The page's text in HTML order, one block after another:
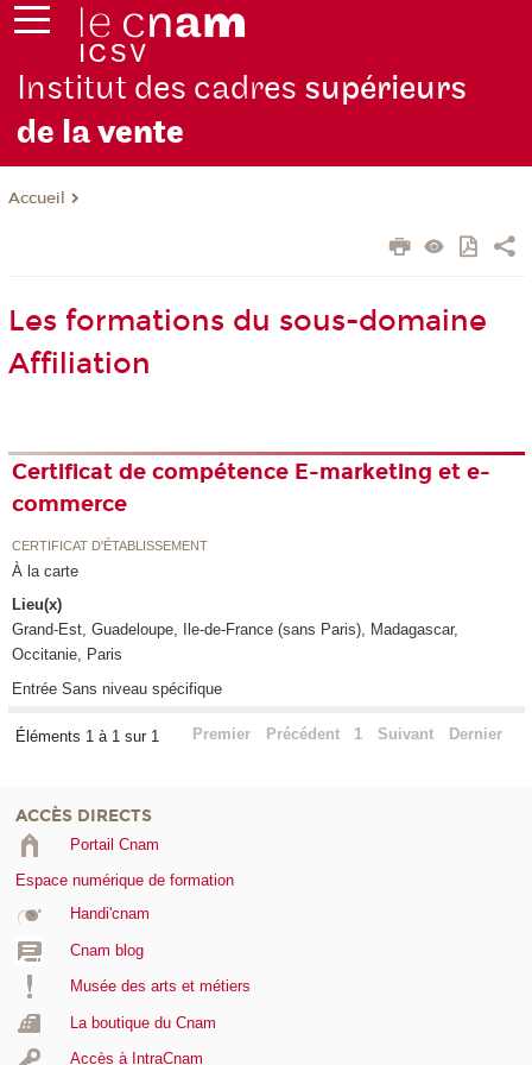
Institut des cadres supérieurs
de lavente
Accueil
Les formations du sous-domaine
Affiliation
Certificat de compétence E-marketing et e-
commerce
CERTIFICAT D'ÉTABLISSEMENT
À la carte
Lieu(x)
Grand-Est, Guadeloupe, Ile-de-France (sans Paris), Madagascar,
Occitanie, Paris
Entrée Sans niveau spécifique
Éléments 1 à 1 sur 1 Premier Précédent 1 Suivant Dernier
ACCÈS DIRECTS
Portail Cnam
Espace numérique de formation
Handi'cnam
Cnam blog
Musée des arts et métiers
La boutique du Cnam
Accès à IntraCnam